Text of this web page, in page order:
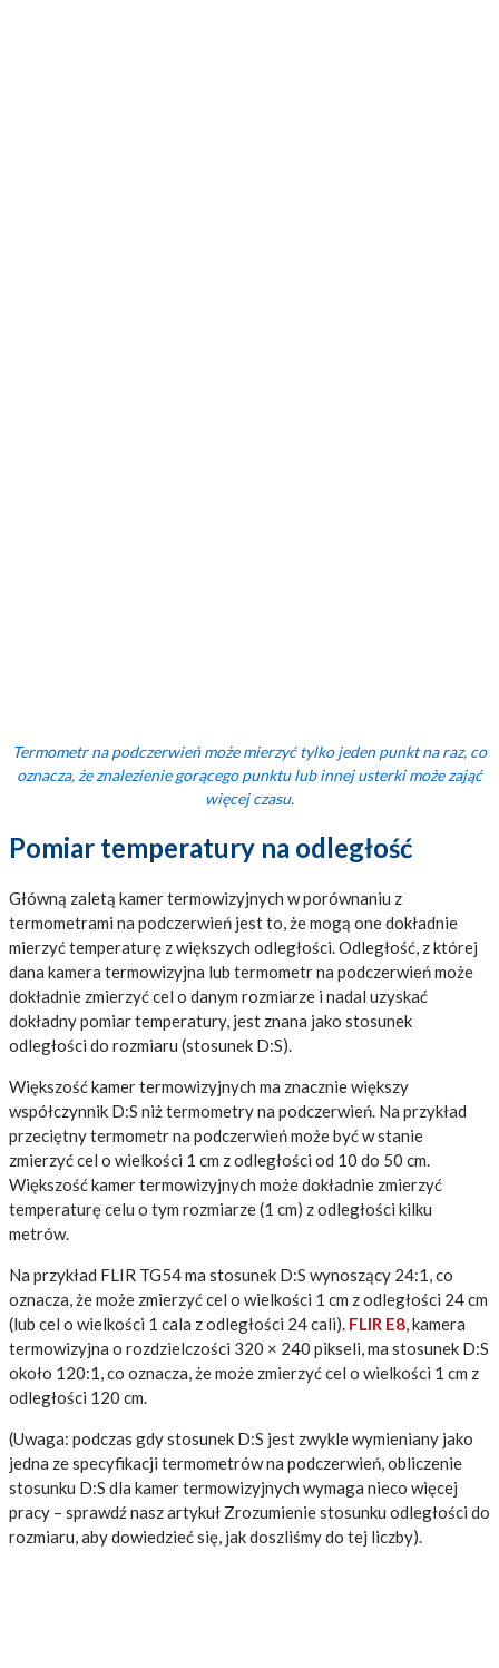
Termometr na podczerwień może mierzyć tylko jeden punkt na raz, co
oznacza, że znalezienie gorącego punktu lub innej usterki może zająć
więcej czasu.
Pomiar temperatury na odległość
Główną zaletą kamer termowizyjnych w porównaniu z
termometrami na podczerwień jest to, że mogą one dokładnie
mierzyć temperaturę z większych odległości. Odległość, z której
dana kamera termowizyjna lub termometr na podczerwień może
dokładnie zmierzyć cel o danym rozmiarze i nadal uzyskać
dokładny pomiar temperatury, jest znana jako stosunek
odległości do rozmiaru (stosunek D:S).
Większość kamer termowizyjnych ma znacznie większy
współczynnik D:S niż termometry na podczerwień. Na przykład
przeciętny termometr na podczerwień może być w stanie
zmierzyć cel o wielkości 1 cm z odległości od 10 do 50 cm.
Większość kamer termowizyjnych może dokładnie zmierzyć
temperaturę celu o tym rozmiarze (1 cm) z odległości kilku
metrów.
Na przykład FLIR TG54 ma stosunek D:S wynoszący 24:1, co
oznacza, że może zmierzyć cel o wielkości 1 cm z odległości 24 cm
(lub cel o wielkości 1 cala z odległości 24 cali). FLIR E8, kamera
termowizyjna o rozdzielczości 320 × 240 pikseli, ma stosunek D:S
około 120:1, co oznacza, że może zmierzyć cel o wielkości 1 cm z
odległości 120 cm.
(Uwaga: podczas gdy stosunek D:S jest zwykle wymieniany jako
jedna ze specyfikacji termometrów na podczerwień, obliczenie
stosunku D:S dla kamer termowizyjnych wymaga nieco więcej
pracy – sprawdź nasz artykuł Zrozumienie stosunku odległości do
rozmiaru, aby dowiedzieć się, jak doszliśmy do tej liczby).